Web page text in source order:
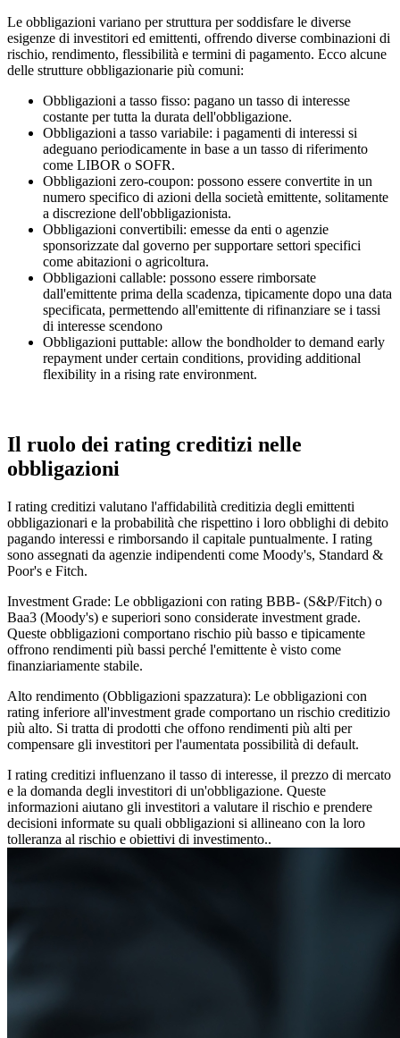
Le obbligazioni variano per struttura per soddisfare le diverse
esigenze di investitori ed emittenti, offrendo diverse combinazioni di
rischio, rendimento, flessibilità e termini di pagamento. Ecco alcune
delle strutture obbligazionarie più comuni:
Obbligazioni a tasso fisso: pagano un tasso di interesse
costante per tutta la durata dell'obbligazione.
Obbligazioni a tasso variabile: i pagamenti di interessi si
adeguano periodicamente in base a un tasso di riferimento
come LIBOR o SOFR.
Obbligazioni zero-coupon: possono essere convertite in un
numero specifico di azioni della società emittente, solitamente
a discrezione dell'obbligazionista.
Obbligazioni convertibili: emesse da enti o agenzie
sponsorizzate dal governo per supportare settori specifici
come abitazioni o agricoltura.
Obbligazioni callable: possono essere rimborsate
dall'emittente prima della scadenza, tipicamente dopo una data
specificata, permettendo all'emittente di rifinanziare se i tassi
di interesse scendono
Obbligazioni puttable: allow the bondholder to demand early
repayment under certain conditions, providing additional
flexibility in a rising rate environment.
Il ruolo dei rating creditizi nelle
obbligazioni
I rating creditizi valutano l'affidabilità creditizia degli emittenti
obbligazionari e la probabilità che rispettino i loro obblighi di debito
pagando interessi e rimborsando il capitale puntualmente. I rating
sono assegnati da agenzie indipendenti come Moody's, Standard &
Poor's e Fitch.
Investment Grade: Le obbligazioni con rating BBB- (S&P/Fitch) o
Baa3 (Moody's) e superiori sono considerate investment grade.
Queste obbligazioni comportano rischio più basso e tipicamente
offrono rendimenti più bassi perché l'emittente è visto come
finanziariamente stabile.
Alto rendimento (Obbligazioni spazzatura): Le obbligazioni con
rating inferiore all'investment grade comportano un rischio creditizio
più alto. Si tratta di prodotti che offono rendimenti più alti per
compensare gli investitori per l'aumentata possibilità di default.
I rating creditizi influenzano il tasso di interesse, il prezzo di mercato
e la domanda degli investitori di un'obbligazione. Queste
informazioni aiutano gli investitori a valutare il rischio e prendere
decisioni informate su quali obbligazioni si allineano con la loro
tolleranza al rischio e obiettivi di investimento..